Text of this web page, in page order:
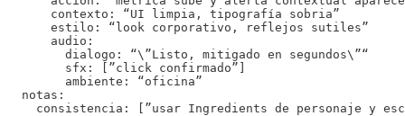
      contexto: “UI limpia, tipografía sobria”
      estilo: “look corporativo, reflejos sutiles”
      audio:
        dialogo: “\”Listo, mitigado en segundos\”“
        sfx: [”click confirmado”]
        ambiente: “oficina”
  notas:
consistencia: [”usar Ingredients de personaje y